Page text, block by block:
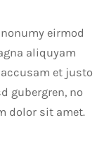
eirmod
aliquyam
accusam et justo
gubergren, no
dolor sit amet.